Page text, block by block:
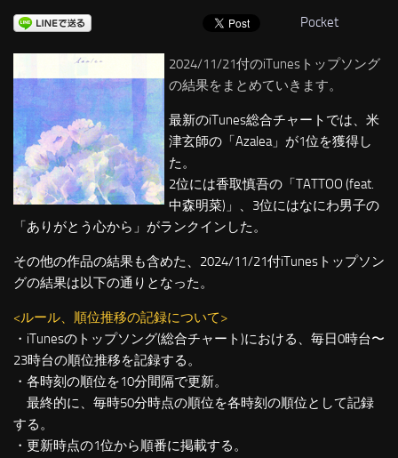
Pocket
2024/11/21付のiTunesトップソング
の結果をまとめていきます。
最新のiTunes総合チャートでは、米
津玄師の「Azalea」が1位を獲得し
た。
2位には香取慎吾の「TATTOO (feat.
中森明菜)」、3位にはなにわ男子の
「ありがとう心から」がランクインした。
その他の作品の結果も含めた、2024/11/21付iTunesトップソン
グの結果は以下の通りとなった。
<ルール、順位推移の記録について>
・iTunesのトップソング(総合チャート)における、毎日0時台〜
23時台の順位推移を記録する。
・各時刻の順位を10分間隔で更新。
最終的に、毎時50分時点の順位を各時刻の順位として記録
する。
・更新時点の1位から順番に掲載する。